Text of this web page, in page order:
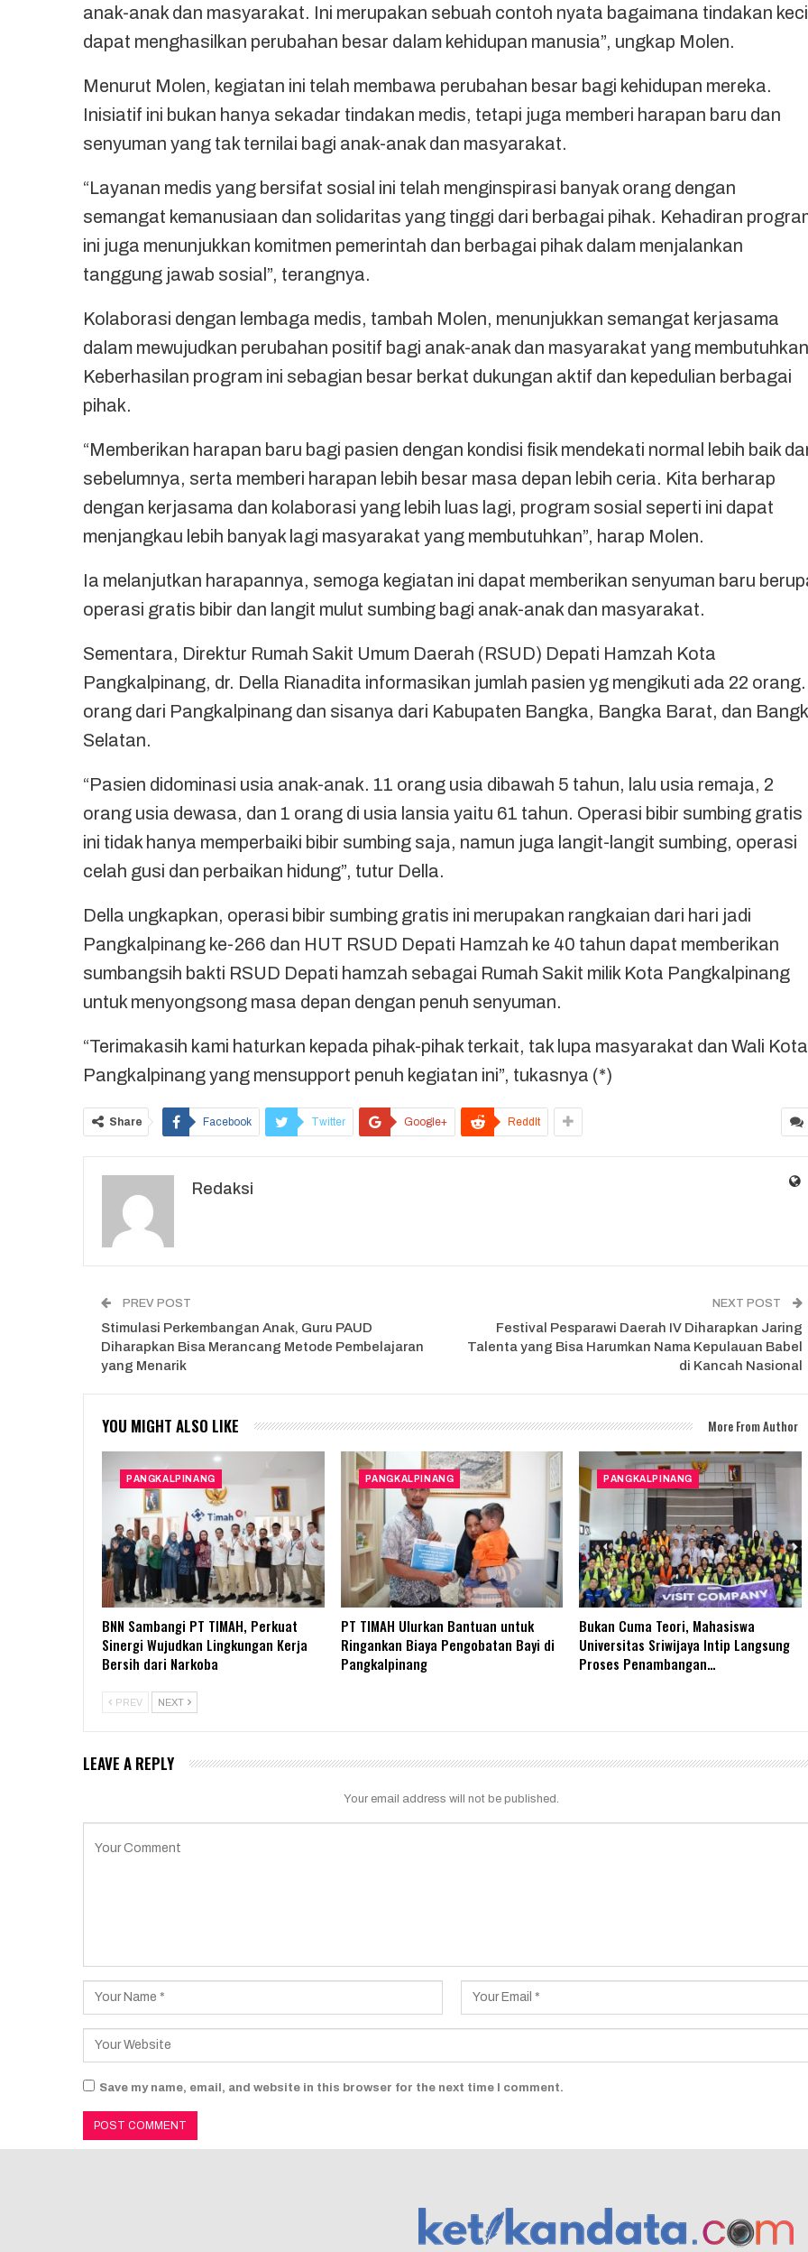
anak-anak dan masyarakat. Ini merupakan sebuah contoh nyata bagaimana tindakan
dapat menghasilkan perubahan besar dalam kehidupan manusia”, ungkap Molen.
Menurut Molen, kegiatan ini telah membawa perubahan besar bagi kehidupan mereka.
Inisiatif ini bukan hanya sekadar tindakan medis, tetapi juga memberi harapan baru dan
senyuman yang tak ternilai bagi anak-anak dan masyarakat.
“Layanan medis yang bersifat sosial ini telah menginspirasi banyak orang dengan
semangat kemanusiaan dan solidaritas yang tinggi dari berbagai pihak. Kehadiran
ini juga menunjukkan komitmen pemerintah dan berbagai pihak dalam menjalankan
tanggung jawab sosial”, terangnya.
Kolaborasi dengan lembaga medis, tambah Molen, menunjukkan semangat kerjasama
dalam mewujudkan perubahan positif bagi anak-anak dan masyarakat yang
Keberhasilan program ini sebagian besar berkat dukungan aktif dan kepedulian berbagai
pihak.
“Memberikan harapan baru bagi pasien dengan kondisi fisik mendekati normal lebih baik
sebelumnya, serta memberi harapan lebih besar masa depan lebih ceria. Kita berharap
dengan kerjasama dan kolaborasi yang lebih luas lagi, program sosial seperti ini dapat
menjangkau lebih banyak lagi masyarakat yang membutuhkan”, harap Molen.
Ia melanjutkan harapannya, semoga kegiatan ini dapat memberikan senyuman baru
operasi gratis bibir dan langit mulut sumbing bagi anak-anak dan masyarakat.
Sementara, Direktur Rumah Sakit Umum Daerah (RSUD) Depati Hamzah Kota
Pangkalpinang, dr. Della Rianadita informasikan jumlah pasien yg mengikuti ada 22
orang dari Pangkalpinang dan sisanya dari Kabupaten Bangka, Bangka Barat, dan
Selatan.
“Pasien didominasi usia anak-anak. 11 orang usia dibawah 5 tahun, lalu usia remaja, 2
orang usia dewasa, dan 1 orang di usia lansia yaitu 61 tahun. Operasi bibir sumbing gratis
ini tidak hanya memperbaiki bibir sumbing saja, namun juga langit-langit sumbing, operasi
celah gusi dan perbaikan hidung”, tutur Della.
Della ungkapkan, operasi bibir sumbing gratis ini merupakan rangkaian dari hari jadi
Pangkalpinang ke-266 dan HUT RSUD Depati Hamzah ke 40 tahun dapat memberikan
sumbangsih bakti RSUD Depati hamzah sebagai Rumah Sakit milik Kota Pangkalpinang
untuk menyongsong masa depan dengan penuh senyuman.
“Terimakasih kami haturkan kepada pihak-pihak terkait, tak lupa masyarakat dan Wali Kota
Pangkalpinang yang mensupport penuh kegiatan ini”, tukasnya (*)
Share Facebook Twitter Google+ ReddIt
Redaksi
PREV POST
Stimulasi Perkembangan Anak, Guru PAUD
Diharapkan Bisa Merancang Metode Pembelajaran
yang Menarik
NEXT POST
Festival Pesparawi Daerah IV Diharapkan Jaring
Talenta yang Bisa Harumkan Nama Kepulauan Babel
di Kancah Nasional
YOU MIGHT ALSO LIKE More From Author
PANGKALPINANG
BNN Sambangi PT TIMAH, Perkuat
Sinergi Wujudkan Lingkungan Kerja
Bersih dari Narkoba
PANGKALPINANG
PT TIMAH Ulurkan Bantuan untuk
Ringankan Biaya Pengobatan Bayi di
Pangkalpinang
PANGKALPINANG
Bukan Cuma Teori, Mahasiswa
Universitas Sriwijaya Intip Langsung
Proses Penambangan…
PREV NEXT
LEAVE A REPLY
Your email address will not be published.
Save my name, email, and website in this browser for the next time I comment.